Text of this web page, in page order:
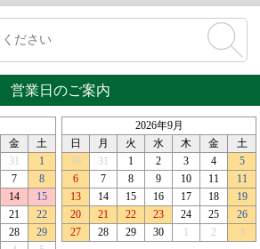
営業日のご案内